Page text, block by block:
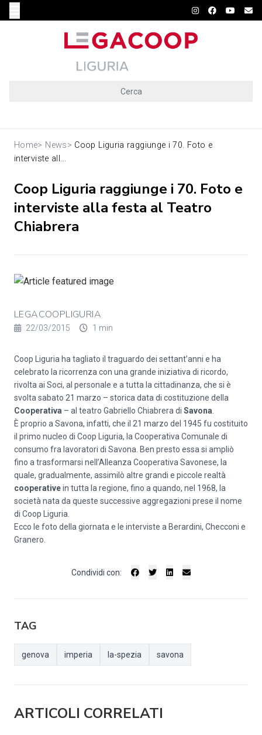
Cerca
Home> News> Coop Liguria raggiunge i 70. Foto e
interviste all...
Coop Liguria raggiunge i 70. Foto e
interviste alla festa al Teatro
Chiabrera
LEGACOOPLIGURIA
22/03/2015 1 min
Coop Liguria ha tagliato il traguardo dei settant’anni e ha
celebrato la ricorrenza con una grande iniziativa di ricordo,
rivolta ai Soci, al personale e a tutta la cittadinanza, che si è
svolta sabato 21 marzo – storica data di costituzione della
Cooperativa – al teatro Gabriello Chiabrera di Savona
È proprio a Savona, infatti, che il 21 marzo del 1945 fu costituito
il primo nucleo di Coop Liguria, la Cooperativa Comunale di
consumo fra lavoratori di Savona. Ben presto essa si ampliò
fino a trasformarsi nell’Alleanza Cooperativa Savonese, la
quale, gradualmente, assimilò altre grandi e piccole realtà
cooperativein tutta la regione, fino a quando, nel 1968, la
società nata da queste successive aggregazioni prese il nome
di Coop Liguria.
Ecco le foto della giornata e le interviste a Berardini, Checconi e
Granero.
Condividi con:
TAG
genova imperia la-spezia savona
ARTICOLI CORRELATI